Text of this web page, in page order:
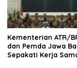
Kementerian ATR/
dan Pemda Jawa
Sepakati Kerja